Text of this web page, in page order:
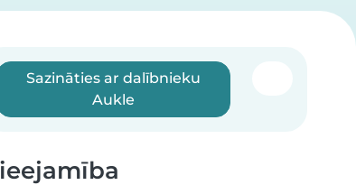
Sazināties ar dalībnieku
Aukle